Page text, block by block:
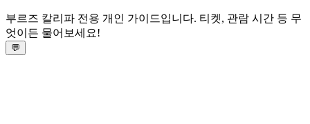
부르즈 칼리파 전용 개인 가이드입니다. 티켓, 관람 시간 등 무
엇이든 물어보세요!
💬